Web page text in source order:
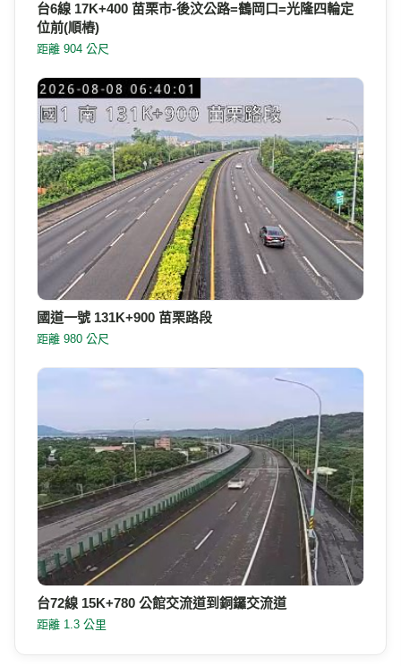
台6線 17K+400 苗栗市-後汶公路=鶴岡口=光隆四輪定
位前(順樁)
距離 904 公尺
國道一號 131K+900 苗栗路段
距離 980 公尺
台72線 15K+780 公館交流道到銅鑼交流道
距離 1.3 公里